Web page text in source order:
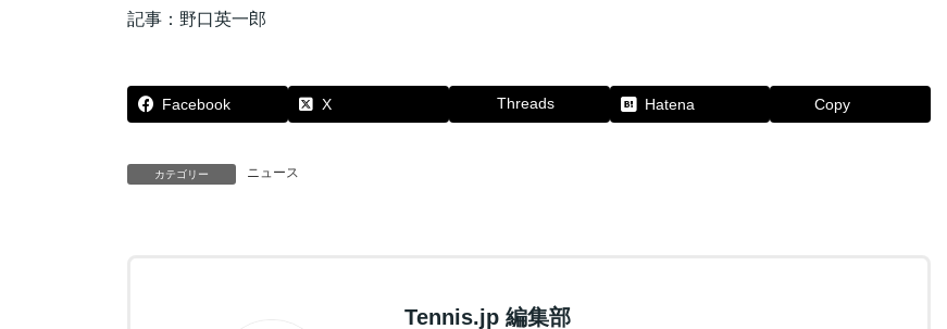
記事：野口英一郎
Facebook X Threads Hatena Copy
カテゴリー ニュース
Tennis.jp 編集部